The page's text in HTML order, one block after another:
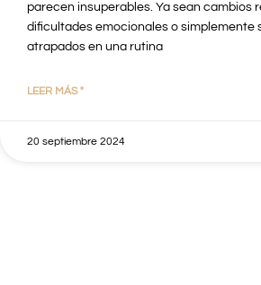
parecen insuperables. Ya sean cambios
dificultades emocionales o simplemente
atrapados en una rutina
LEER MÁS "
20 septiembre 2024